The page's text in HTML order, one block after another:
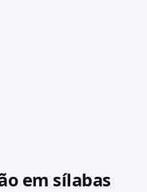
em sílabas